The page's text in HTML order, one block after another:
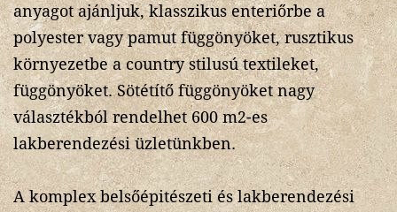
anyagot ajánljuk, klasszikus enteriőrbe a
polyester vagy pamut függönyöket, rusztikus
környezetbe a country stilusú textileket,
függönyöket. Sötétítő függönyöket nagy
választékból rendelhet 600 m2-es
lakberendezési üzletünkben.
A komplex belsőépitészeti és lakberendezési